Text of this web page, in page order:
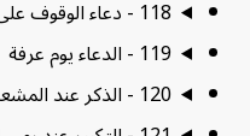
118 - دعاء الوقوف على الصفا والمروة
119 - الدعاء يوم عرفة
120 - الذكر عند المشعر الحرام